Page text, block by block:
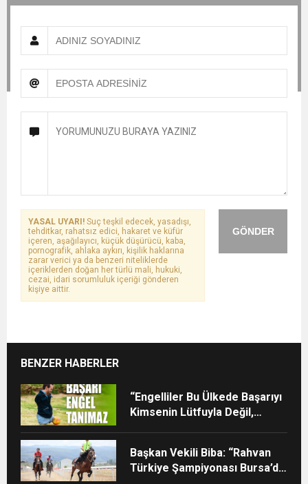
GÖNDER
YASAL UYARI! Suç teşkil edecek, yasadışı,
tehditkar, rahatsız edici, hakaret ve küfür
içeren, aşağılayıcı, küçük düşürücü, kaba,
pornografik, ahlaka aykırı, kişilik haklarına
zarar verici ya da benzeri niteliklerde
içeriklerden doğan her türlü mali, hukuki,
cezai, idari sorumluluk içeriği gönderen
kişiye aittir.
BENZER HABERLER
“Engelliler Bu Ülkede Başarıyı
Kimsenin Lütfuyla Değil,
Başkan Vekili Biba: “Rahvan
Türkiye Şampiyonası Bursa’da